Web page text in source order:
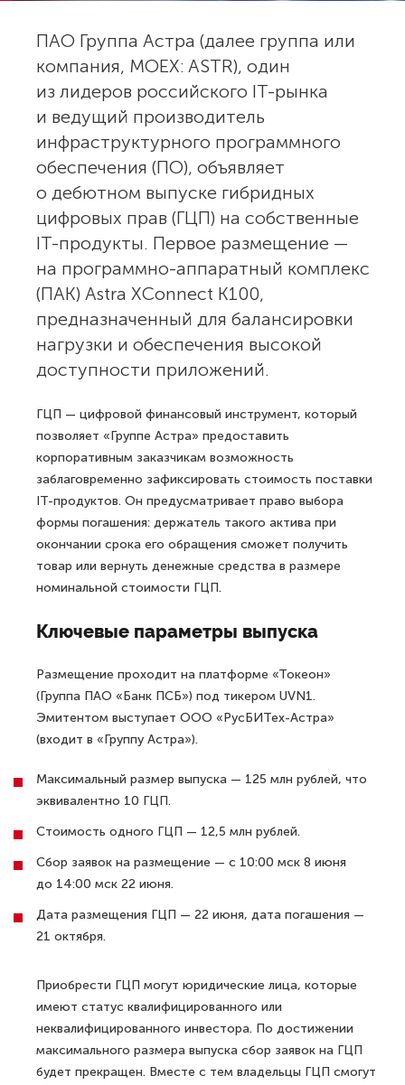
ПАО Группа Астра (далее группа или
компания, MOEX: ASTR), один
из лидеров российского IT-рынка
и ведущий производитель
инфраструктурного программного
обеспечения (ПО), объявляет
о дебютном выпуске гибридных
цифровых прав (ГЦП) на собственные
IT-продукты. Первое размещение —
на программно-аппаратный комплекс
(ПАК) Astra XConnect К100,
предназначенный для балансировки
нагрузки и обеспечения высокой
доступности приложений.
ГЦП — цифровой финансовый инструмент, который
позволяет «Группе Астра» предоставить
корпоративным заказчикам возможность
заблаговременно зафиксировать стоимость поставки
IT-продуктов. Он предусматривает право выбора
формы погашения: держатель такого актива при
окончании срока его обращения сможет получить
товар или вернуть денежные средства в размере
номинальной стоимости ГЦП.
Ключевые параметры выпуска
Размещение проходит на платформе «Токеон»
(Группа ПАО «Банк ПСБ») под тикером UVN1.
Эмитентом выступает ООО «РусБИТех-Астра»
(входит в «Группу Астра»).
Максимальный размер выпуска — 125 млн рублей, что
эквивалентно 10 ГЦП.
Стоимость одного ГЦП — 12,5 млн рублей.
Сбор заявок на размещение — с 10:00 мск 8 июня
до 14:00 мск 22 июня.
Дата размещения ГЦП — 22 июня, дата погашения —
21 октября.
Приобрести ГЦП могут юридические лица, которые
имеют статус квалифицированного или
неквалифицированного инвестора. По достижении
максимального размера выпуска сбор заявок на ГЦП
будет прекращен. Вместе с тем владельцы ГЦП смогут